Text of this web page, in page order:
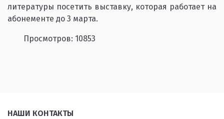
литературы посетить выставку, которая работает на
абонементе до 3 марта.
Просмотров: 10853
НАШИ КОНТАКТЫ